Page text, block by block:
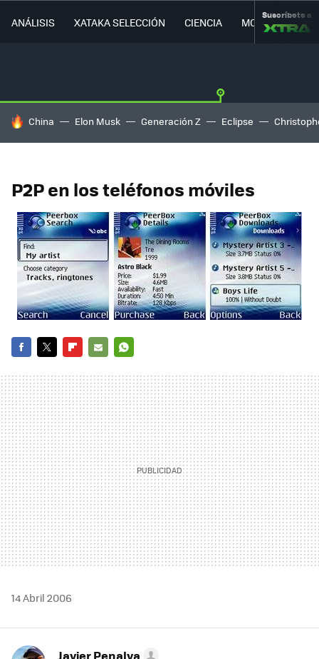
ANÁLISIS XATAKA SELECCIÓN CIENCIA MOVILIDAD
Suscríbete a
HOY SE HABLA DE
China Elon Musk Generación Z Eclipse
P2P en los teléfonos móviles
MAIL
14 Abril 2006
Javier Penalva